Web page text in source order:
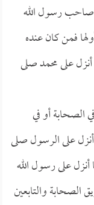
صاحب رسول الله
فمن كان عنده
على محمد صلى
الصحابة أو في
على الرسول صلى
على رسول الله
الصحابة والتابعين